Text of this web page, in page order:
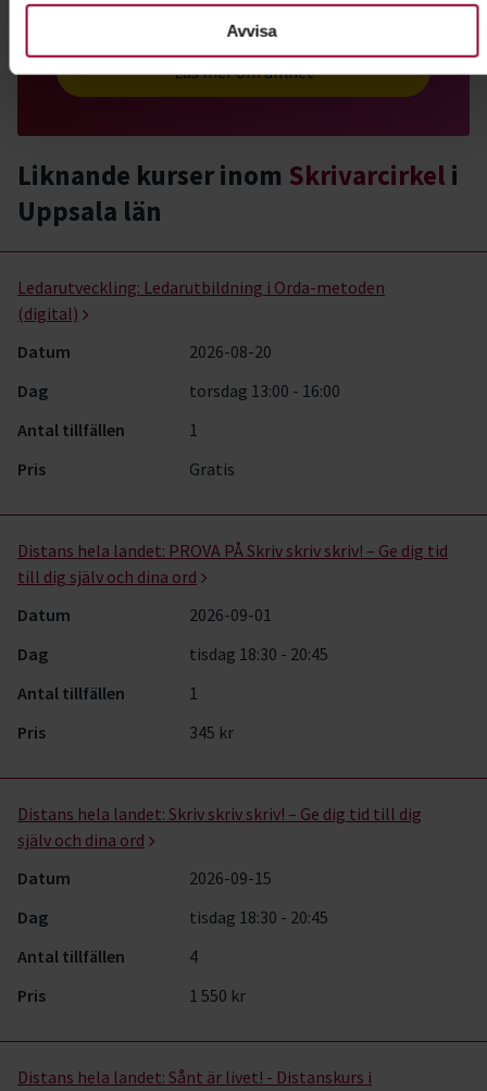
Avvisa
är lärorikt, läskigt och inspirerande.
Läs mer om ämnet
Liknande kurser inom Skrivarcirkel i
Uppsala län
Ledarutveckling: Ledarutbildning i Orda-metoden
(digital)
Datum
2026-08-20
Dag
torsdag 13:00 - 16:00
Antal tillfällen
1
Pris
Gratis
Distans hela landet: PROVA PÅ Skriv skriv skriv! – Ge dig tid
till dig själv och dina ord
Datum
2026-09-01
Dag
tisdag 18:30 - 20:45
Antal tillfällen
1
Pris
345 kr
Distans hela landet: Skriv skriv skriv! – Ge dig tid till dig
själv och dina ord
Datum
2026-09-15
Dag
tisdag 18:30 - 20:45
Antal tillfällen
4
Pris
1 550 kr
Distans hela landet: Sånt är livet! - Distanskurs i